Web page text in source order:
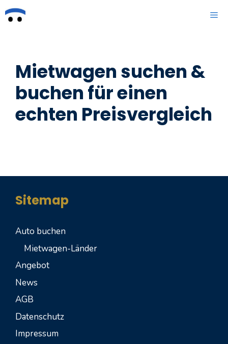
Zum
Inhalt
Mietwagen suchen &
buchen für einen
echten Preisvergleich
Sitemap
Auto buchen
Mietwagen-Länder
Angebot
News
AGB
Datenschutz
Impressum